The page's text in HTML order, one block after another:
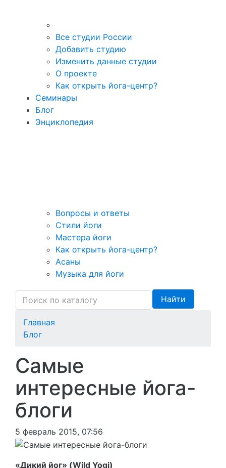
Все студии России
Добавить студию
Изменить данные студии
О проекте
Как открыть йога-центр?
Семинары
Блог
Энциклопедия
Вопросы и ответы
Стили йоги
Мастера йоги
Как открыть йога-центр?
Асаны
Музыка для йоги
Найти
Главная
Блог
Самые
интересные йога-
блоги
5 февраль 2015, 07:56
«Дикий йог» (Wild Yogi)